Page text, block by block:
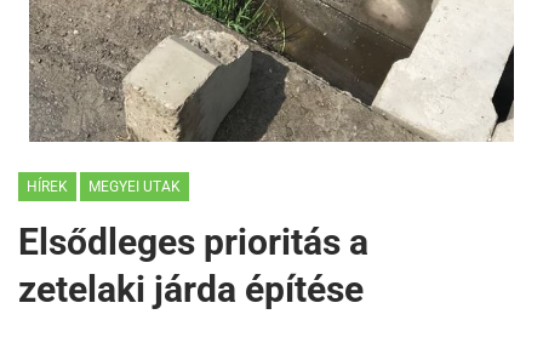
HÍREK MEGYEI UTAK
Elsődleges prioritás a
zetelaki járda építése